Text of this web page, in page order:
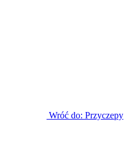
Wróć do: Przyczepy